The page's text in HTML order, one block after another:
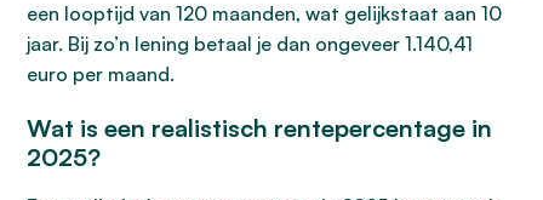
een looptijd van 120 maanden, wat gelijkstaat aan 10
jaar. Bij zo’n lening betaal je dan ongeveer 1.140,41
euro per maand.
Wat is een realistisch rentepercentage in
2025?